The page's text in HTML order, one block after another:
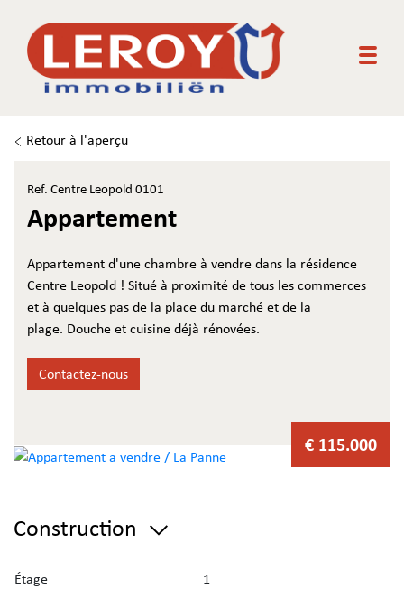
Retour à l'aperçu
Ref. Centre Leopold 0101
Appartement
Appartement d'une chambre à vendre dans la résidence
Centre Leopold ! Situé à proximité de tous les commerces
et à quelques pas de la place du marché et de la
plage. Douche et cuisine déjà rénovées.
Contactez-nous
€ 115.000
Construction
Étage
1